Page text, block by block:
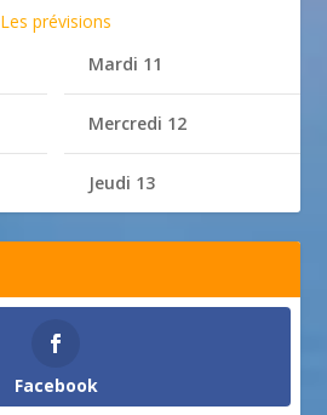
Les prévisions
Mardi 11
Mercredi 12
Jeudi 13
Facebook